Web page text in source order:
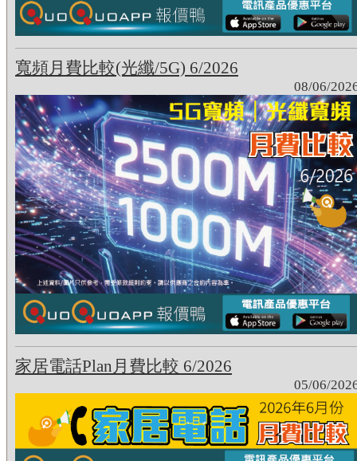
寬頻月費比較(光纖/5G) 6/2026
08/06/
家居電話Plan月費比較 6/2026
05/06/